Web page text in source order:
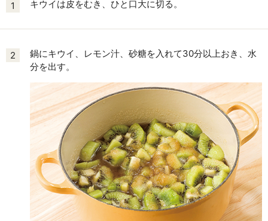
1 キウイは皮をむき、ひと口大に切る。
2
鍋にキウイ、レモン汁、砂糖を入れて30分以上おき、水
分を出す。